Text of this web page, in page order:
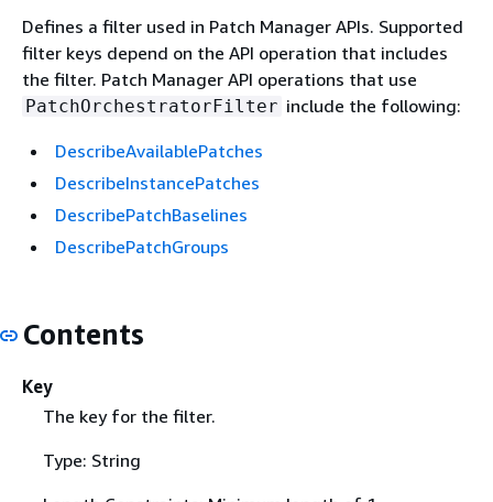
Defines a filter used in Patch Manager APIs. Supported
filter keys depend on the API operation that includes
the filter. Patch Manager API operations that use
PatchOrchestratorFilter include the following:
DescribeAvailablePatches
DescribeInstancePatches
DescribePatchBaselines
DescribePatchGroups
Contents
Key
The key for the filter.
Type: String